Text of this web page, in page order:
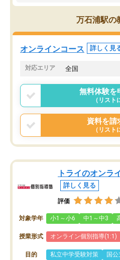
講師の方との距離も近く、親身
チングのおかげで、停滞期もモ
ションを維持できました。「や
る勉強」から「目標のための勉
意識が変わったことが、目標校
万石浦駅の
オンラインコース 詳しく見
対応エリア 全国
無料体験を
（リスト
資料を請
（リスト
トライのオンラ
詳しく見る
評価
対象学年 小1～小6 中1～中3
授業形式 オンライン個別指導(1:1)
目的 私立中学受験対策
国